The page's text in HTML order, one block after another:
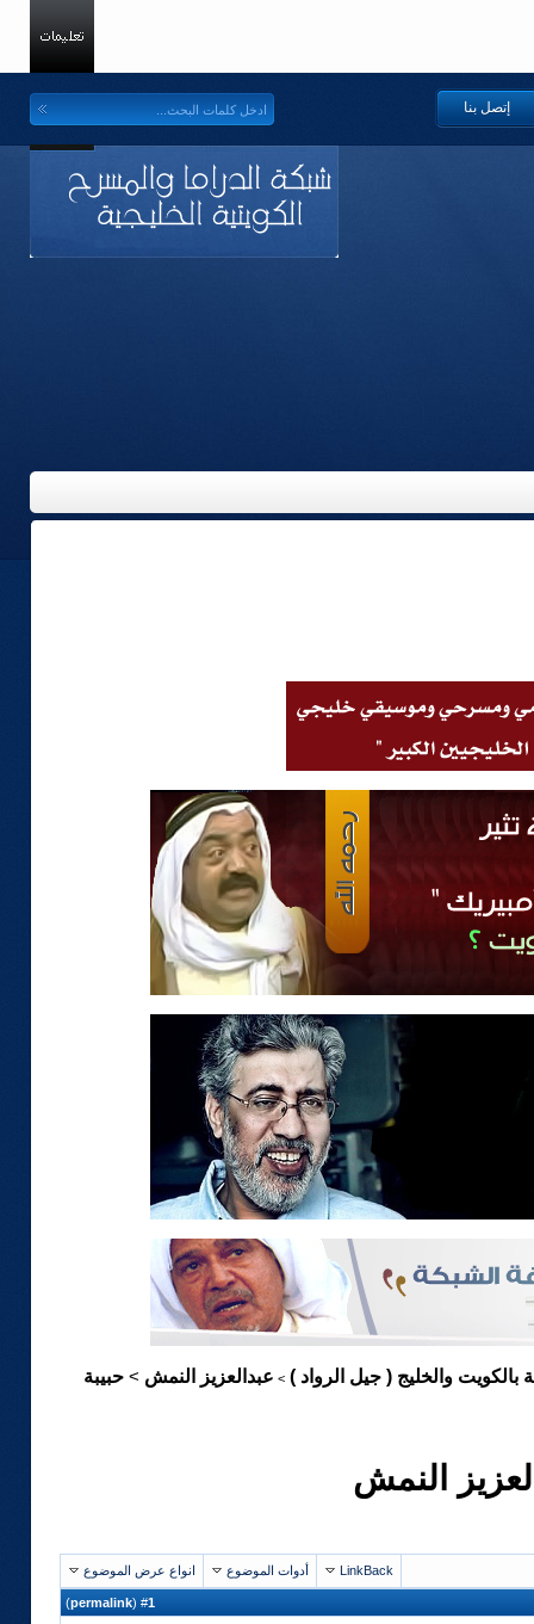
إتصل بنا
بالكويت والخليج ( جيل الرواد ) > عبدالعزيز النمش >حبيبة
النمش
LinkBack أدوات الموضوع انواع عرض الموضوع
1
(
permalink
)